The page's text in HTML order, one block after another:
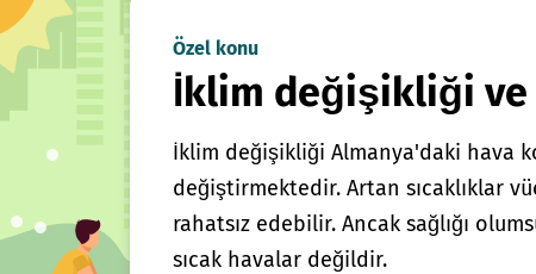
Özel konu
İklim değişikliği ve
İklim değişikliği Almanya'daki hava
değiştirmektedir. Artan sıcaklıklar
rahatsız edebilir. Ancak sağlığı
sıcak havalar değildir.